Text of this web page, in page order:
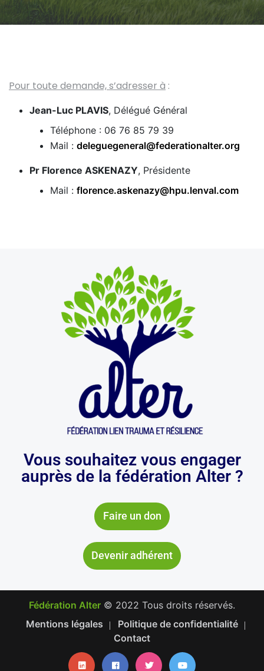
Pour toute demande, s’adresser à :
Jean-Luc PLAVIS, Délégué Général
Téléphone : 06 76 85 79 39
Mail : deleguegeneral@federationalter.org
Pr Florence ASKENAZY, Présidente
Mail : florence.askenazy@hpu.lenval.com
Vous souhaitez vous engager
auprès de la fédération Alter ?
Faire un don
Devenir adhérent
Fédération Alter © 2022 Tous droits réservés.
Mentions légales
Politique de confidentialité
Contact